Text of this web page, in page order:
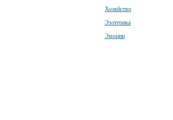
Хозяйство
Эзотерика
Эмоции